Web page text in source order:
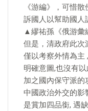
《游編》，可惜
訴國人以幫助國人
▲繆祐孫《俄游彙
但是，清政府此次
僅以考察外情為主
明確意圖,也沒有
加之國內保守派
中國政治外交的影
是賞加四品銜, 遇